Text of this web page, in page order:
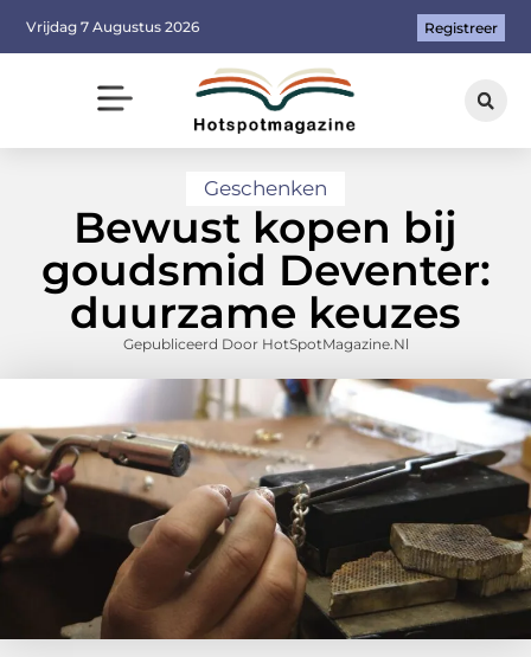
Vrijdag 7 Augustus 2026 Registreer
Geschenken
Bewust kopen bij
goudsmid Deventer:
duurzame keuzes
Gepubliceerd Door HotSpotMagazine.nl